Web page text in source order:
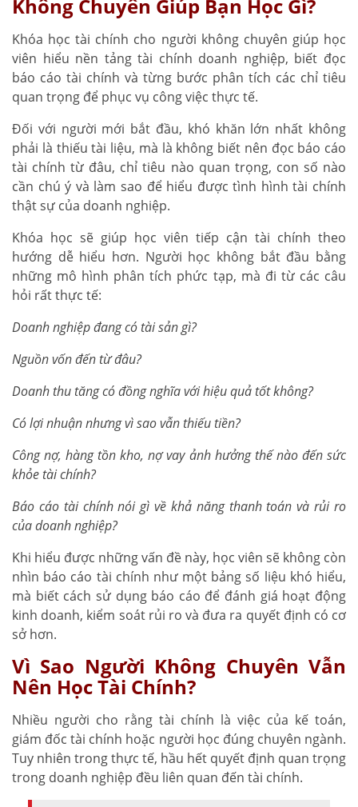
Không Chuyên Giúp Bạn Học Gì?
Khóa học tài chính cho người không chuyên giúp học
viên hiểu nền tảng tài chính doanh nghiệp, biết đọc
báo cáo tài chính và từng bước phân tích các chỉ tiêu
quan trọng để phục vụ công việc thực tế.
Đối với người mới bắt đầu, khó khăn lớn nhất không
phải là thiếu tài liệu, mà là không biết nên đọc báo cáo
tài chính từ đâu, chỉ tiêu nào quan trọng, con số nào
cần chú ý và làm sao để hiểu được tình hình tài chính
thật sự của doanh nghiệp.
Khóa học sẽ giúp học viên tiếp cận tài chính theo
hướng dễ hiểu hơn. Người học không bắt đầu bằng
những mô hình phân tích phức tạp, mà đi từ các câu
hỏi rất thực tế:
Doanh nghiệp đang có tài sản gì?
Nguồn vốn đến từ đâu?
Doanh thu tăng có đồng nghĩa với hiệu quả tốt không?
Có lợi nhuận nhưng vì sao vẫn thiếu tiền?
Công nợ, hàng tồn kho, nợ vay ảnh hưởng thế nào đến sức
khỏe tài chính?
Báo cáo tài chính nói gì về khả năng thanh toán và rủi ro
của doanh nghiệp?
Khi hiểu được những vấn đề này, học viên sẽ không còn
nhìn báo cáo tài chính như một bảng số liệu khó hiểu,
mà biết cách sử dụng báo cáo để đánh giá hoạt động
kinh doanh, kiểm soát rủi ro và đưa ra quyết định có cơ
sở hơn.
Vì Sao Người Không Chuyên Vẫn
Nên Học Tài Chính?
Nhiều người cho rằng tài chính là việc của kế toán,
giám đốc tài chính hoặc người học đúng chuyên ngành.
Tuy nhiên trong thực tế, hầu hết quyết định quan trọng
trong doanh nghiệp đều liên quan đến tài chính.